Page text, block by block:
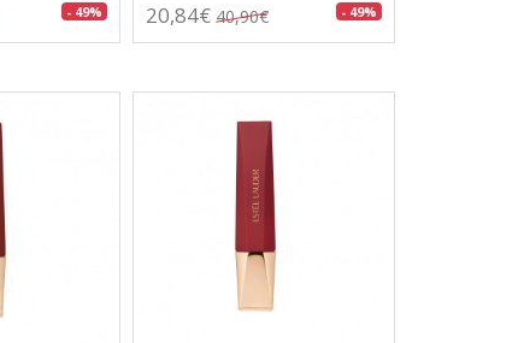
- 49% 20,84€ 40,90€ - 49%